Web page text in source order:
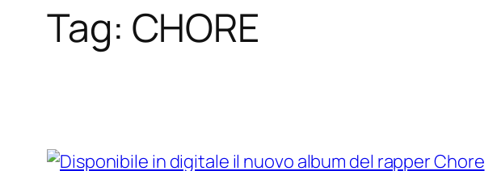
Tag: CHORE